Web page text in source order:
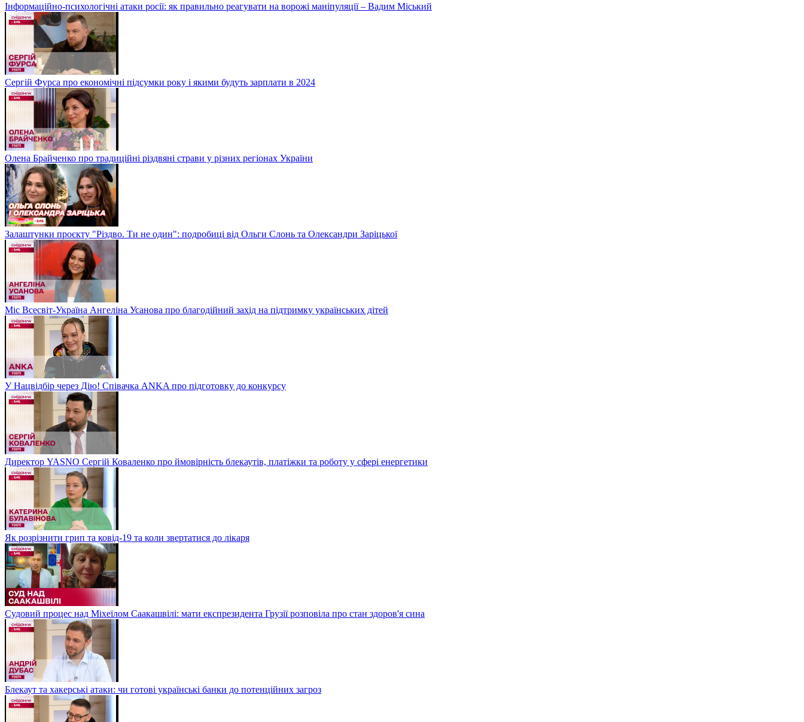
Інформаційно-психологічні атаки росії: як правильно реагувати на ворожі маніпуляції – Вадим Міський
Сергій Фурса про економічні підсумки року і якими будуть зарплати в 2024
Олена Брайченко про традиційні різдвяні страви у різних регіонах України
Залаштунки проєкту "Різдво. Ти не один": подробиці від Ольги Слонь та Олександри Заріцької
Міс Всесвіт-Україна Ангеліна Усанова про благодійний захід на підтримку українських дітей
У Нацвідбір через Дію! Співачка ANKA про підготовку до конкурсу
Директор YASNO Сергій Коваленко про ймовірність блекаутів, платіжки та роботу у сфері енергетики
Як розрізнити грип та ковід-19 та коли звертатися до лікаря
Судовий процес над Міхеїлом Саакашвілі: мати експрезидента Грузії розповіла про стан здоров'я сина
Блекаут та хакерські атаки: чи готові українські банки до потенційних загроз